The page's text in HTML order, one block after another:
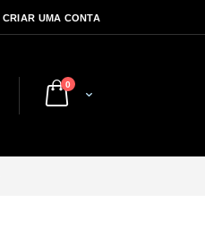
CRIAR UMA CONTA
Cart
0artigos